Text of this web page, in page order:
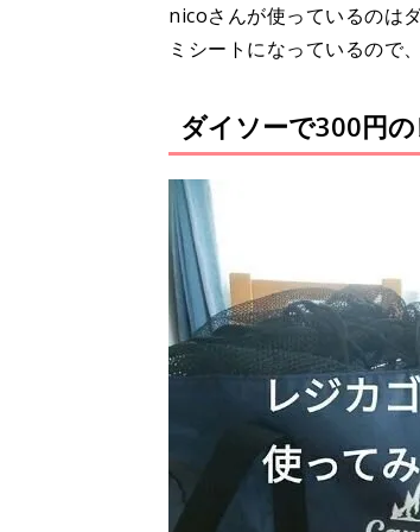
nicoさんが使っているのは
ミシートになっているので
ダイソーで300円